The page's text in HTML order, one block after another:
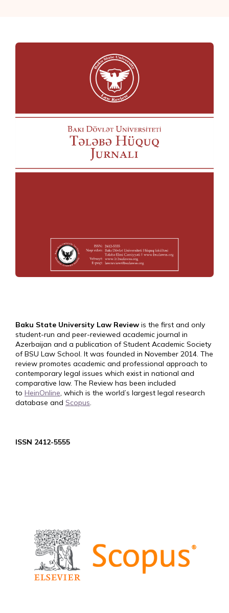
Baku State University Law Review is the first and only
student-run and peer-reviewed academic journal in
Azerbaijan and a publication of Student Academic Society
of BSU Law School. It was founded in November 2014. The
review promotes academic and professional approach to
contemporary legal issues which exist in national and
comparative law. The Review has been included
to HeinOnline, which is the world’s largest legal research
database and Scopus.
ISSN 2412-5555